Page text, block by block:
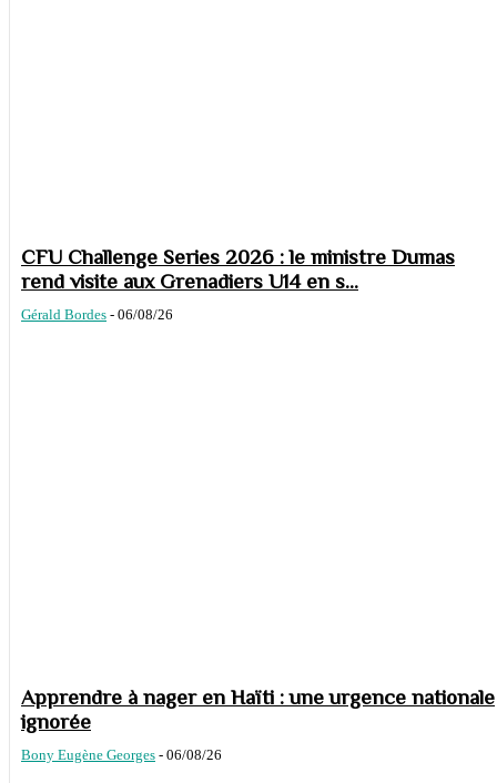
CFU Challenge Series 2026 : le ministre Dumas
rend visite aux Grenadiers U14 en s...
Gérald Bordes - 06/08/26
Apprendre à nager en Haïti : une urgence nationale
ignorée
Bony Eugène Georges - 06/08/26